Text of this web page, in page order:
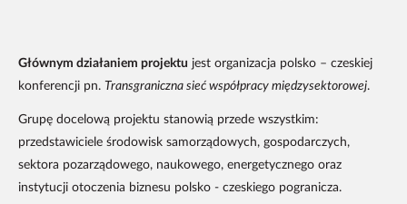
Głównym działaniem projektu jest organizacja polsko – czeskiej
konferencji pn. Transgraniczna sieć współpracy międzysektorowej.
Grupę docelową projektu stanowią przede wszystkim:
przedstawiciele środowisk samorządowych, gospodarczych,
sektora pozarządowego, naukowego, energetycznego oraz
instytucji otoczenia biznesu polsko - czeskiego pogranicza.